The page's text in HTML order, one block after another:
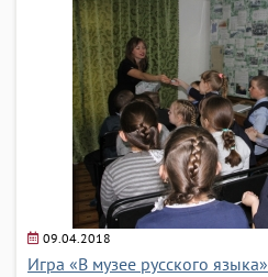
09.04.2018
Игра «В музее русского языка»